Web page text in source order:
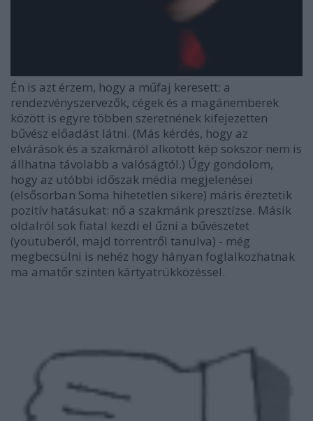
Én is azt érzem, hogy a műfaj keresett: a
rendezvényszervezők, cégek és a magánemberek
között is egyre többen szeretnének kifejezetten
bűvész előadást látni. (Más kérdés, hogy az
elvárások és a szakmáról alkotott kép sokszor nem is
állhatna távolabb a valóságtól.) Úgy gondolom,
hogy az utóbbi időszak média megjelenései
(elsősorban Soma hihetetlen sikere) máris éreztetik
pozitív hatásukat: nő a szakmánk presztízse. Másik
oldalról sok fiatal kezdi el űzni a bűvészetet
(youtuberól, majd torrentről tanulva) - még
megbecsülni is nehéz hogy hányan foglalkozhatnak
ma amatőr szinten kártyatrükközéssel.